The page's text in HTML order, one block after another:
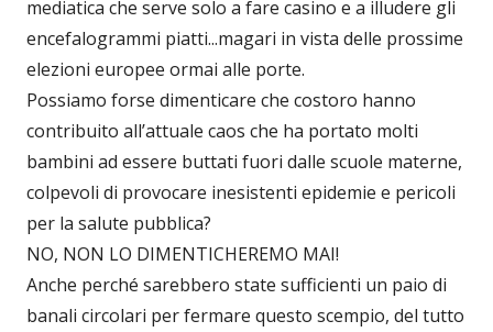
mediatica che serve solo a fare casino e a illudere gli
encefalogrammi piatti...magari in vista delle prossime
elezioni europee ormai alle porte.
Possiamo forse dimenticare che costoro hanno
contribuito all’attuale caos che ha portato molti
bambini ad essere buttati fuori dalle scuole materne,
colpevoli di provocare inesistenti epidemie e pericoli
per la salute pubblica?
NO, NON LO DIMENTICHEREMO MAI!
Anche perché sarebbero state sufficienti un paio di
banali circolari per fermare questo scempio, del tutto